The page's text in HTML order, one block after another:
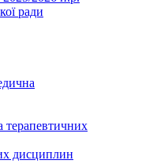
ради
терапевтичних
дисциплин